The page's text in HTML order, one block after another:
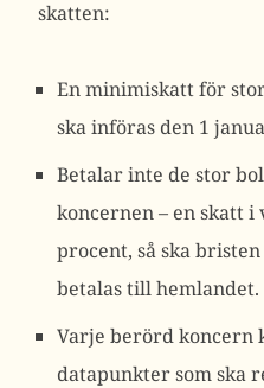
skatten:
En minimiskatt för
ska införas den 1
Betalar inte de stor
koncernen – en skatt
procent, så ska
betalas till
Varje berörd koncern
datapunkter som ska